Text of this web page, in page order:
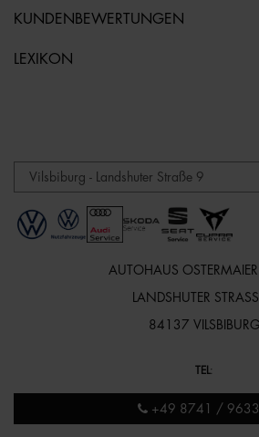
KUNDENBEWERTUNGEN
LEXIKON
AUTOHAUS
LANDSHUTER STRASSE
84137 VILSBIBURG
TEL :
+49 8741 /